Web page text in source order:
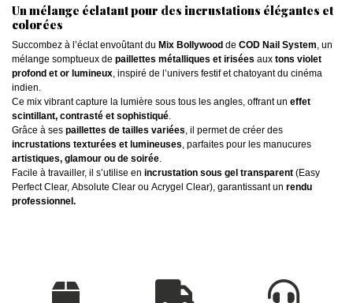
Un mélange éclatant pour des incrustations élégantes et
colorées
Succombez à l’éclat envoûtant du Mix Bollywood de COD Nail System, un
mélange somptueux de paillettes métalliques et irisées aux tons violet
profond et or lumineux, inspiré de l’univers festif et chatoyant du cinéma
indien.
Ce mix vibrant capture la lumière sous tous les angles, offrant un effet
scintillant, contrasté et sophistiqué.
Grâce à ses paillettes de tailles variées, il permet de créer des
incrustations texturées et lumineuses, parfaites pour les manucures
artistiques, glamour ou de soirée.
Facile à travailler, il s’utilise en incrustation sous gel transparent (Easy
Perfect Clear, Absolute Clear ou Acrygel Clear), garantissant un rendu
professionnel.